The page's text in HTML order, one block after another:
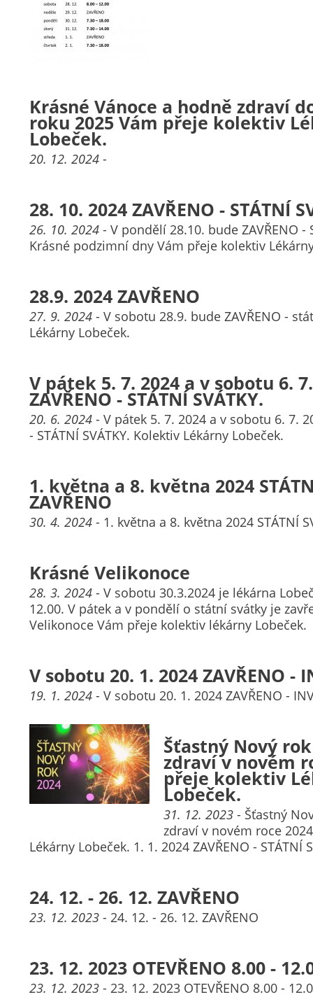
Krásné Vánoce a hodně zdraví
roku 2025 Vám přeje kolektiv
Lobeček.
20. 12. 2024 -
28. 10. 2024 ZAVŘENO - STÁTNÍ
26. 10. 2024 - V pondělí 28.10. bude ZAVŘENO -
Krásné podzimní dny Vám přeje kolektiv
28.9. 2024 ZAVŘENO
27. 9. 2024 - V sobotu 28.9. bude ZAVŘENO -
Lékárny Lobeček.
V pátek 5. 7. 2024 a v sobotu 6.
ZAVŘENO - STÁTNÍ SVÁTKY.
20. 6. 2024 - V pátek 5. 7. 2024 a v sobotu 6. 7.
- STÁTNÍ SVÁTKY. Kolektiv Lékárny Lobeček.
1. května a 8. května 2024
ZAVŘENO
30. 4. 2024 - 1. května a 8. května 2024 STÁTNÍ
Krásné Velikonoce
28. 3. 2024 - V sobotu 30.3.2024 je lékárna
12.00. V pátek a v pondělí o státní svátky je
Velikonoce Vám přeje kolektiv lékárny Lobeček.
V sobotu 20. 1. 2024 ZAVŘENO -
19. 1. 2024 - V sobotu 20. 1. 2024 ZAVŘENO -
Šťastný Nový
zdraví v novém
přeje kolektiv
Lobeček.
31. 12. 2023 - Šťastný
zdraví v novém roce
Lékárny Lobeček. 1. 1. 2024 ZAVŘENO - STÁTNÍ
24. 12. - 26. 12. ZAVŘENO
23. 12. 2023 - 24. 12. - 26. 12. ZAVŘENO
23. 12. 2023 OTEVŘENO 8.00 -
23. 12. 2023 - 23. 12. 2023 OTEVŘENO 8.00 -